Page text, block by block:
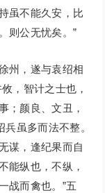
虽不能久安，比
则公无忧矣。”
州，遂与袁绍相
，智计之士也，
；颜良、文丑，
虽多而法不整。
谋，逢纪果而自
能纵也，不纵，
战而禽也。”五